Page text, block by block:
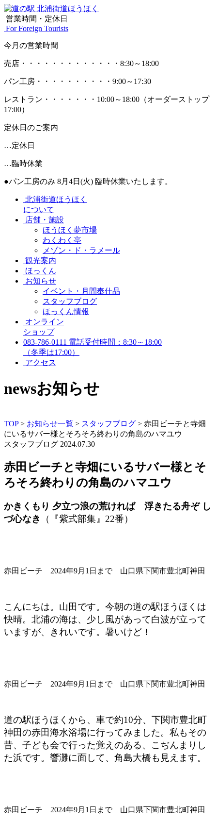
営業時間・定休日
For Foreign Tourists
今月の営業時間
売店 ・・・・・・・・・・・・・ 8:30～18:00
パン工房 ・・・・・・・・・・ 9:00～17:30
レストラン ・・・・・・・ 10:00～18:00 （オーダーストップ
17:00）
定休日のご案内
…定休日
…臨時休業
●パン工房のみ 8月4日(火) 臨時休業いたします。
北浦街道ほうほく
について
店舗・施設
ほうほく夢市場
わくわく亭
メゾン・ド・ラメール
観光案内
ほっくん
お知らせ
イベント・月間奉仕品
スタッフブログ
ほっくん情報
オンライン
ショップ
083-786-0111 電話受付時間：8:30～18:00
（冬季は17:00）
アクセス
newsお知らせ
TOP> お知らせ一覧 > スタッフブログ > 赤田ビーチと寺畑
にいるサバー様とそろそろ終わりの角島のハマユウ
スタッフブログ 2024.07.30
赤田ビーチと寺畑にいるサバー様とそ
ろそろ終わりの角島のハマユウ
かきくもり 夕立つ浪の荒ければ 浮きたる舟ぞ し
づ心なき
（『紫式部集』22番）
赤田ビーチ 2024年9月1日まで 山口県下関市豊北町神田
こんにちは。山田です。今朝の道の駅ほうほくは
快晴。北浦の海は、少し風があって白波が立って
いますが、きれいです。暑いけど！
赤田ビーチ 2024年9月1日まで 山口県下関市豊北町神田
道の駅ほうほくから、車で約10分、下関市豊北町
神田の赤田海水浴場に行ってみました。私もその
昔、子ども会で行った覚えのある、こぢんまりし
た浜です。響灘に面して、角島大橋も見えます。
赤田ビーチ 2024年9月1日まで 山口県下関市豊北町神田